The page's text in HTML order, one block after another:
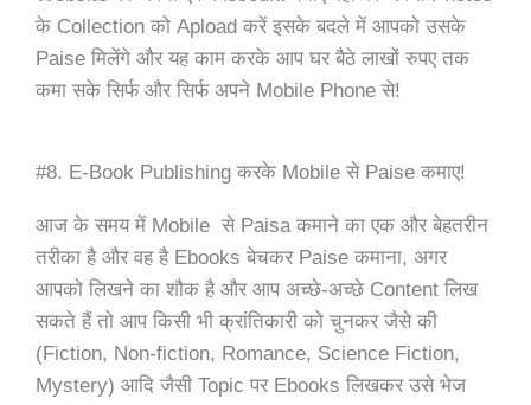
के Collection को Apload करें इसके बदले में आपको उसके
Paise मिलेंगे और यह काम करके आप घर बैठे लाखों रुपए तक
कमा सके सिर्फ और सिर्फ अपने Mobile Phone से!
#8. E-Book Publishing करके Mobile से Paise कमाए!
आज के समय में Mobile से Paisa कमाने का एक और बेहतरीन
तरीका है और वह है Ebooks बेचकर Paise कमाना, अगर
आपको लिखने का शौक है और आप अच्छे-अच्छे Content लिख
सकते हैं तो आप किसी भी क्रांतिकारी को चुनकर जैसे की
(Fiction, Non-fiction, Romance, Science Fiction,
Mystery) आदि जैसी Topic पर Ebooks लिखकर उसे भेज